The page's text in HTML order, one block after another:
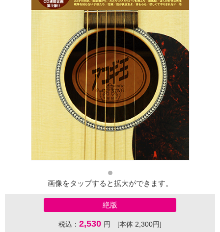
画像をタップすると拡大ができます。
絶版
税込： 2,530 円 [本体 2,300円]